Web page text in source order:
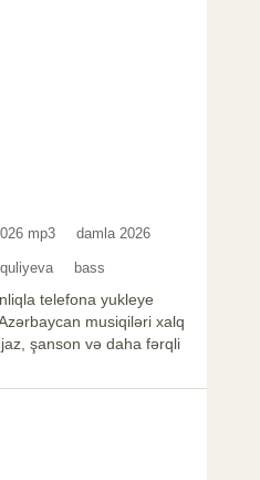
mp3 damla 2026
bass
telefona yukleye
musiqiləri xalq
şanson və daha fərqli